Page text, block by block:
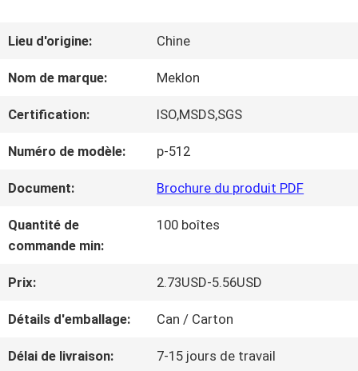
PROPOS
VISITE
D'USINE
CONTRÔLE
DE
LA
Lieu d'origine: Chine
Nom de marque: Meklon
Certification: ISO,MSDS,SGS
Numéro de modèle: p-512
Document: Brochure du produit PDF
Quantité de
commande min:
100 boîtes
Prix: 2.73USD-5.56USD
Détails d'emballage: Can / Carton
Délai de livraison: 7-15 jours de travail